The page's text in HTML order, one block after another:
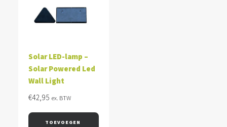
Solar LED-lamp –
Solar Powered Led
Wall Light
€42,95 ex. BTW
TOEVOEGEN